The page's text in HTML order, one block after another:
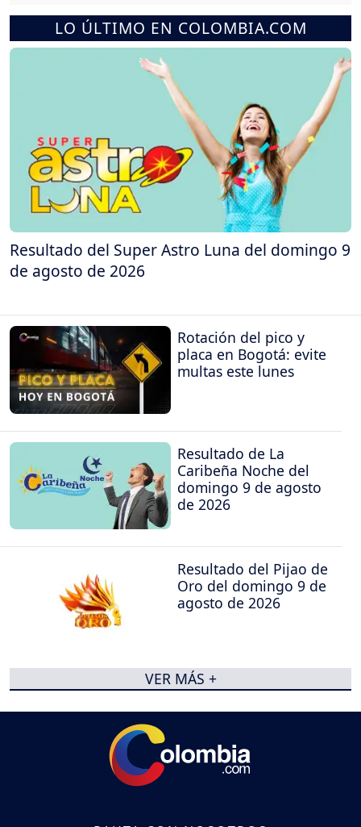
LO ÚLTIMO EN COLOMBIA.COM
Resultado del Super Astro Luna del domingo 9
de agosto de 2026
Rotación del pico y
placa en Bogotá: evite
multas este lunes
Resultado de La
Caribeña Noche del
domingo 9 de agosto
de 2026
Resultado del Pijao de
Oro del domingo 9 de
agosto de 2026
VER MÁS +